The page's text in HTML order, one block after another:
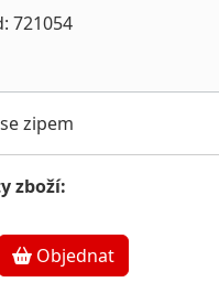
721054
zipem
zboží:
Objednat